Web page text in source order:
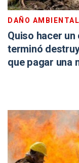
DAÑO AMBIENTAL
Quiso hacer
terminó
que pagar una